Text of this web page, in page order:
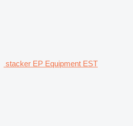
stacker EP Equipment EST